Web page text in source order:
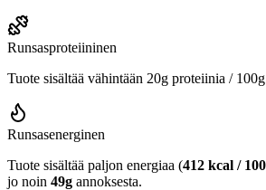
Runsasproteiininen
Tuote sisältää vähintään 20g proteiinia /
Runsasenerginen
Tuote sisältää paljon energiaa (412 kcal /
jo noin 49g annoksesta.